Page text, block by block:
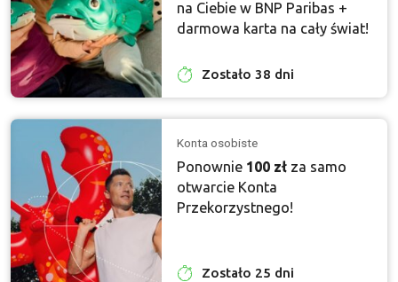
na Ciebie w BNP Paribas +
darmowa karta na cały świat!
Zostało 38 dni
Konta osobiste
Ponownie 100 zł za samo
otwarcie Konta
Przekorzystnego!
Zostało 25 dni